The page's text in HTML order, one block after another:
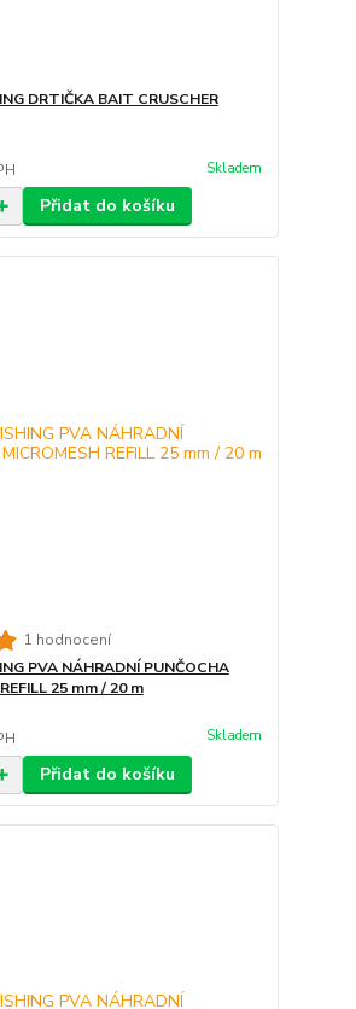
DRTIČKA BAIT CRUSCHER
Skladem
Přidat do košíku
1 hodnocení
PVA NÁHRADNÍ PUNČOCHA
25 mm / 20 m
Skladem
Přidat do košíku